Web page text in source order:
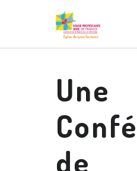
Une
de